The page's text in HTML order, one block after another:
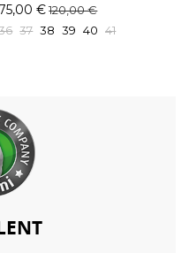
€ 120,00 €
37 38 39 40 41